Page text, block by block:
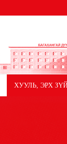
ХУУЛЬ, ЭРХ